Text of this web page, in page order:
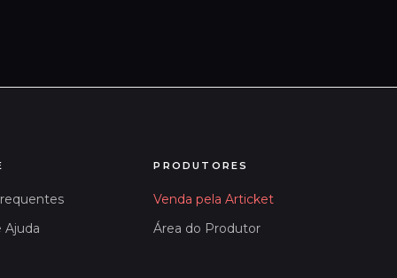
Ajuda
PRODUTORES
Venda pela Articket
Área do Produtor